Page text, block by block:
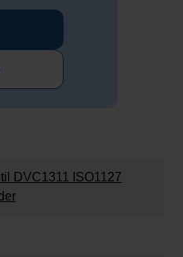
DVC1311 ISO1127